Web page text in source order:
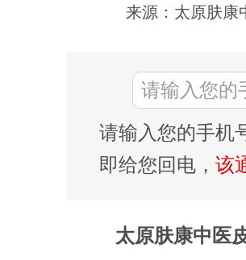
来源：太原肤康
请输入您的手机
即给您回电， 该
太原肤康中医